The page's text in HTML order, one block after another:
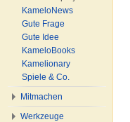
KameloNews
Gute Frage
Gute Idee
KameloBooks
Kamelionary
Spiele & Co.
Mitmachen
Werkzeuge